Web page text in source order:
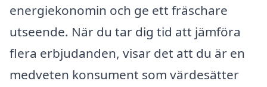
energiekonomin och ge ett fräschare
utseende. När du tar dig tid att jämföra
flera erbjudanden, visar det att du är en
medveten konsument som värdesätter